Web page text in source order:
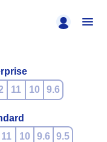
11 10 9.6
11 10 9.6 9.5